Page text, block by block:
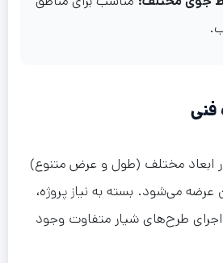
فنی
ابعاد مختلف (طول و عرض متنوع)
می‌شود. بسته به نیاز پروژه،
طرح‌های شیار متفاوت وجود